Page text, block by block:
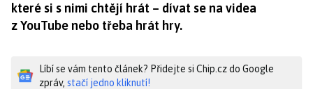
které si s nimi chtějí hrát – dívat se na videa
z YouTube nebo třeba hrát hry.
Líbí se vám tento článek? Přidejte si Chip.cz do Google
zpráv, stačí jedno kliknutí!